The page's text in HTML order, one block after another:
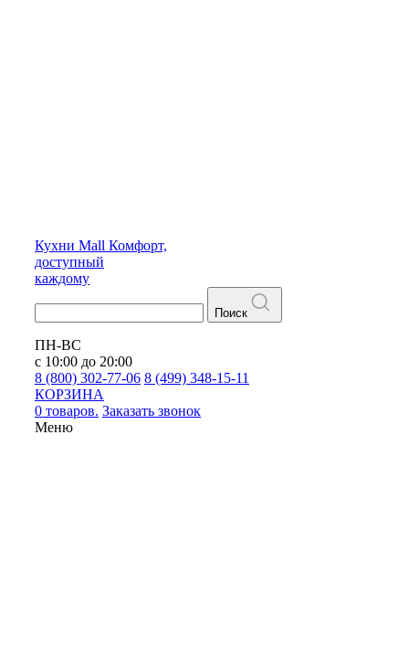
Кухни Mall Комфорт,
доступный
каждому
Поиск
ПН-ВС
с 10:00 до 20:00
8 (800) 302-77-06 8 (499) 348-15-11
КОРЗИНА
0 товаров. Заказать звонок
Меню